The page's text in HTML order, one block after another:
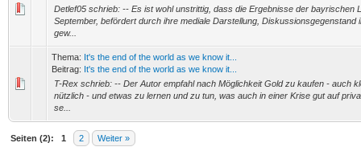
Detlef05 schrieb: -- Es ist wohl unstrittig, dass die Ergebnisse der bayrischen
September, befördert durch ihre mediale Darstellung, Diskussionsgegenstand
gew...
Thema: It's the end of the world as we know it...
Beitrag: It's the end of the world as we know it...
T-Rex schrieb: -- Der Autor empfahl nach Möglichkeit Gold zu kaufen - auch
nützlich - und etwas zu lernen und zu tun, was auch in einer Krise gut auf
se...
Seiten (2): 1 2 Weiter »